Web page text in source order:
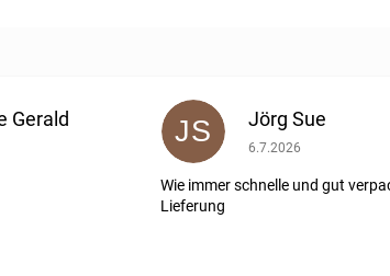
Gerald
beträgt 5 von 5 Sternen.
JS Jörg Sue
Die Shop-
6.7.2026
Wie immer schnelle und gut
Lieferung